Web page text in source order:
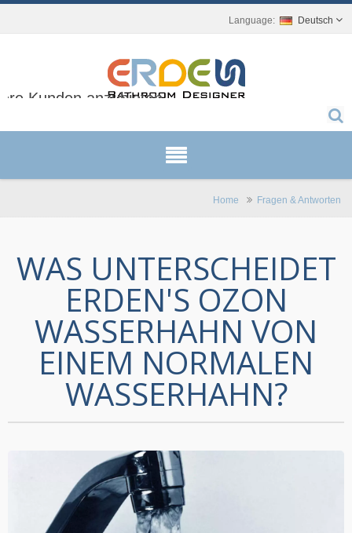
Deutsch
Kunden anzubieten.
Home Fragen & Antworten
WAS UNTERSCHEIDET
ERDEN'S OZON
WASSERHAHN VON
EINEM NORMALEN
WASSERHAHN?